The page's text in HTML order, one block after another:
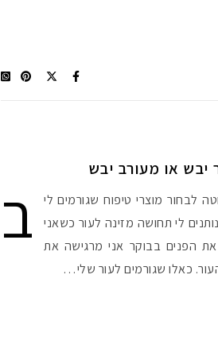
יבש או מעורב יבש
ב
לבחור מוצרי טיפוח שגורמים לי
לי תחושה מזינה לעור כשאני
הפנים בבוקר אני מרגישה את
כאלו שגורמים לעור שלי…